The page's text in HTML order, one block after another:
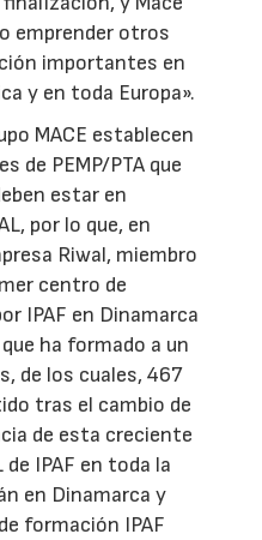
emprender otros
importantes en
y en toda Europa».
MACE establecen
de PEMP/PTA que
estar en
por lo que, en
Riwal, miembro
centro de
IPAF en Dinamarca
ha formado a un
de los cuales, 467
tras el cambio de
de esta creciente
de IPAF en toda la
en Dinamarca y
formación IPAF